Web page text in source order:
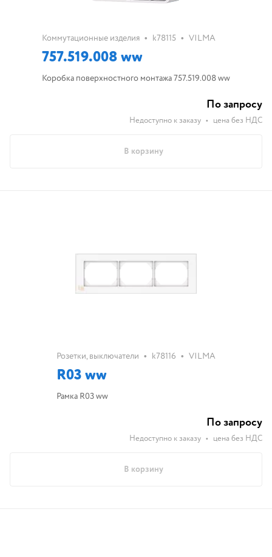
Коммутационные изделия • k78115 • VILMA
757.519.008 ww
Коробка поверхностного монтажа 757.519.008 ww
По запросу
Недоступно к заказу • цена без НДС
В корзину
Розетки, выключатели • k78116 • VILMA
R03 ww
Рамка R03 ww
По запросу
Недоступно к заказу • цена без НДС
В корзину